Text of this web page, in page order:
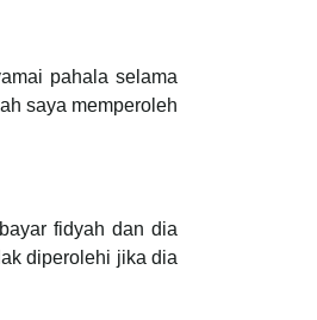
pahala selama
saya memperoleh
fidyah dan dia
diperolehi jika dia